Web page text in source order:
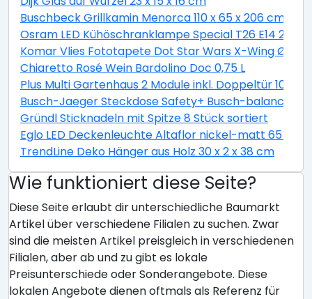
Buschbeck Grillkamin Menorca 110 x 65 x 206 cm
Osram LED Kühöschranklampe Special T26 E14
Komar Vlies Fototapete Dot Star Wars X-Wing Ø
Chiaretto Rosé Wein Bardolino Doc 0,75 L
Plus Multi Gartenhaus 2 Module inkl. Doppeltür 10,5
Busch-Jaeger Steckdose Safety+ Busch-balance® SI,
Gründl Sticknadeln mit Spitze 8 Stück sortiert
Eglo LED Deckenleuchte Altaflor nickel-matt 65 x
TrendLine Deko Hänger aus Holz 30 x 2 x 38 cm
Wie funktioniert diese Seite?
Diese Seite erlaubt dir unterschiedliche Baumarkt
Artikel über verschiedene Filialen zu suchen. Zwar
sind die meisten Artikel preisgleich in verschiedenen
Filialen, aber ab und zu gibt es lokale
Preisunterschiede oder Sonderangebote. Diese
lokalen Angebote dienen oftmals als Referenz für